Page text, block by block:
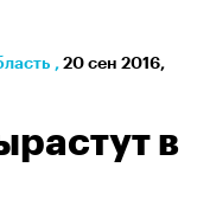
, 20 сен 2016,
в